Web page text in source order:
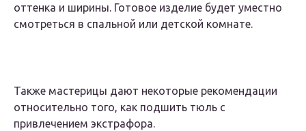
оттенка и ширины. Готовое изделие будет уместно
смотреться в спальной или детской комнате.
Также мастерицы дают некоторые рекомендации
относительно того, как подшить тюль с
привлечением экстрафора.